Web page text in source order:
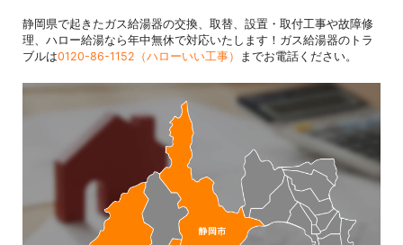
静岡県で起きたガス給湯器の交換、取替、設置・取付工事や故障修
理、ハロー給湯なら年中無休で対応いたします！ガス給湯器のトラ
ブルは0120-86-1152（ハローいい工事） までお電話ください。